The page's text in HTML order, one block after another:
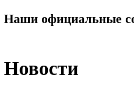
Наши официальные
Новости